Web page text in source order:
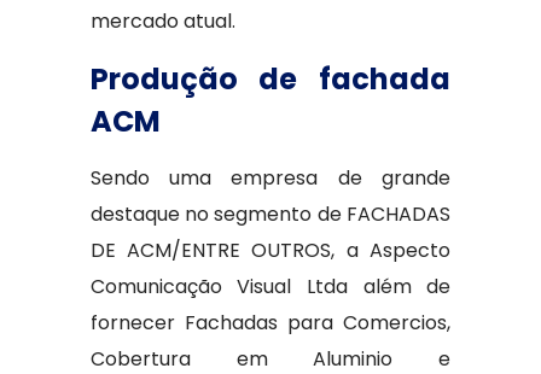
mercado atual.
Produção de fachada
ACM
Sendo uma empresa de grande
destaque no segmento de FACHADAS
DE ACM/ENTRE OUTROS, a Aspecto
Comunicação Visual Ltda além de
fornecer Fachadas para Comercios,
Cobertura em Aluminio e